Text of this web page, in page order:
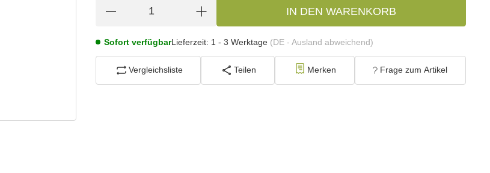
IN DEN WARENKORB
Sofort verfügbarLieferzeit: 1 - 3 Werktage (DE - Ausland abweichend)
Vergleichsliste Teilen Merken Frage zum Artikel